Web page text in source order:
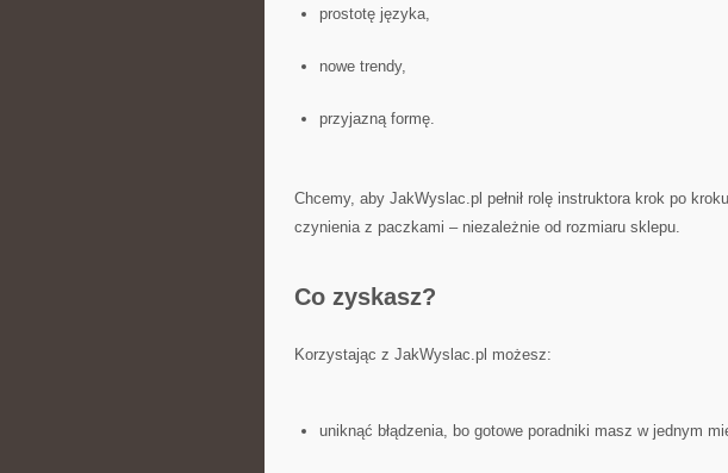
prostotę języka,
nowe trendy,
przyjazną formę.
Chcemy, aby JakWyslac.pl pełnił rolę instruktora krok po
czynienia z paczkami – niezależnie od rozmiaru sklepu.
Co zyskasz?
Korzystając z JakWyslac.pl możesz:
uniknąć błądzenia, bo gotowe poradniki masz w jednym